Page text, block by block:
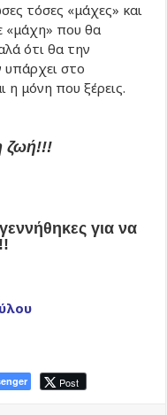
τόσες «μάχες» και
«μάχη» που θα
ότι θα την
υπάρχει στο
η μόνη που ξέρεις.
ζωή!!!
για να
Post